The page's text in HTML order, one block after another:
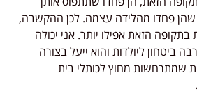
שהן פחדו מהלידה עצמה. לכן ההקשבה,
הזאת אפילו יותר. אני יכולה
ביטחון ליולדות והוא ייעל בצורה
שמתרחשות מחוץ לכותלי בית